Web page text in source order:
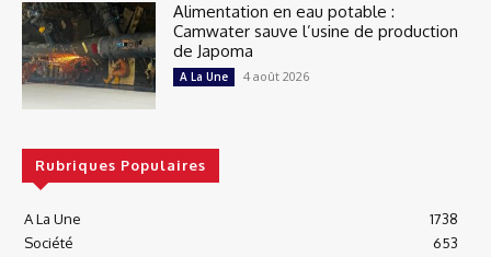
Alimentation en eau potable :
Camwater sauve l’usine de production
de Japoma
A La Une 4 août 2026
Rubriques Populaires
A La Une
1738
Société
653